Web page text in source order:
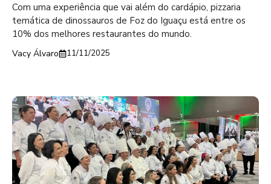
Com uma experiência que vai além do cardápio, pizzaria
temática de dinossauros de Foz do Iguaçu está entre os
10% dos melhores restaurantes do mundo.
Vacy Álvaro 11/11/2025